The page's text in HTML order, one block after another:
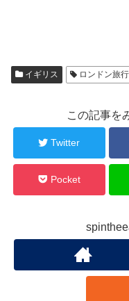
イギリス ロンドン旅行
この記事を
Twitter
Pocket